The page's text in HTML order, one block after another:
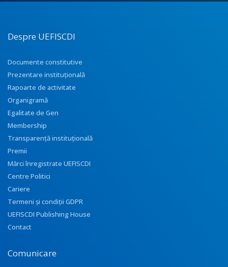
Despre UEFISCDI
Documente constitutive
Prezentare instituţională
Rapoarte de activitate
Organigramă
Egalitate de Gen
Membership
Transparenţă instituţională
Premii
Mărci înregistrate UEFISCDI
Centre Politici
Cariere
Termeni și condiții GDPR
UEFISCDI Publishing House
Contact
Comunicare